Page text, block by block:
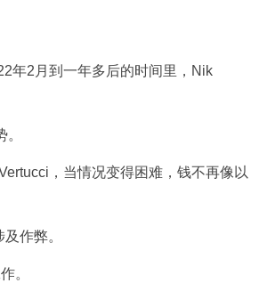
年2月到一年多后的时间里，Nik
，当情况变得困难，钱不再像以
作弊。
。